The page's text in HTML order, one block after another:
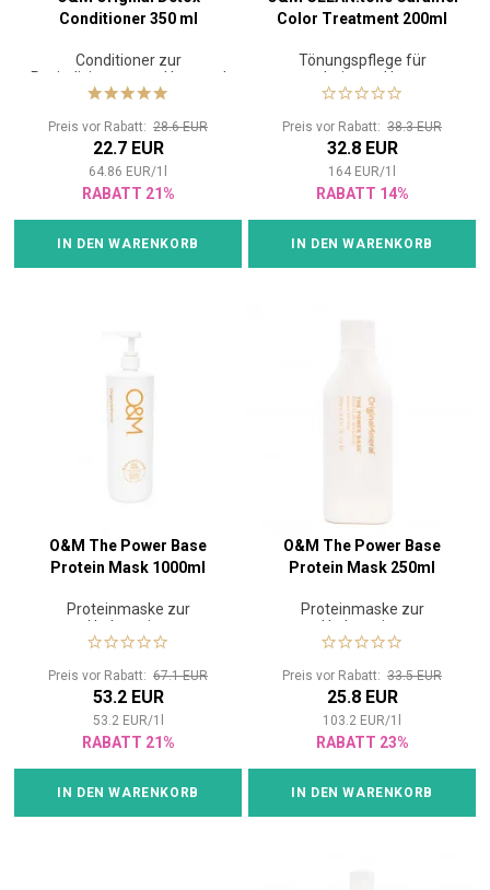
Conditioner 350 ml
Conditioner zur
Revitalisierung von Haar und
Kopfhaut
Preis vor Rabatt: 28.6 EUR
22.7 EUR
64.86 EUR/1
RABATT 21%
IN DEN WARENKORB
Color Treatment 200ml
Tönungspflege für
coloriertes Haar
Preis vor Rabatt: 38.3 EUR
32.8 EUR
164 EUR/1
RABATT 14%
IN DEN WARENKORB
O&M The Power Base
Protein Mask 1000ml
Proteinmaske zur
Hydratation
Preis vor Rabatt: 67.1 EUR
53.2 EUR
53.2 EUR/1
RABATT 21%
IN DEN WARENKORB
O&M The Power Base
Protein Mask 250ml
Proteinmaske zur
Hydratation
Preis vor Rabatt: 33.5 EUR
25.8 EUR
103.2 EUR/1
RABATT 23%
IN DEN WARENKORB